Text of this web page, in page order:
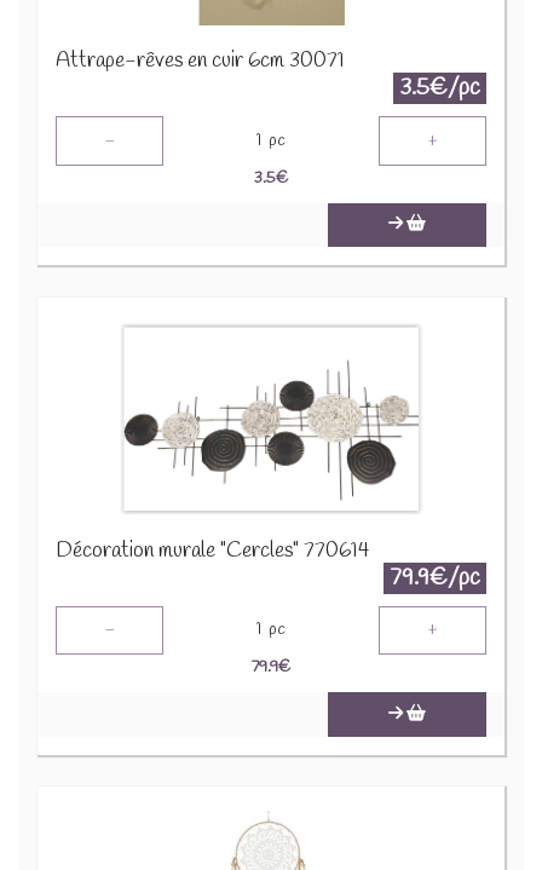
Attrape-rêves en cuir 6cm 30071
3.5€/pc
- 1 pc +
3.5€
Décoration murale "Cercles" 770614
79.9€/pc
- 1 pc +
79.9€